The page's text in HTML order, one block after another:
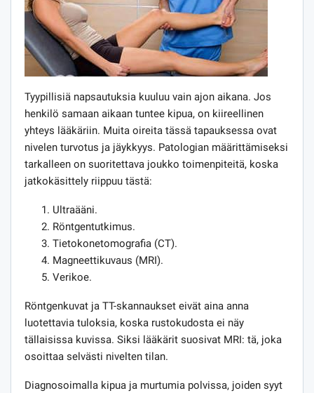
Tyypillisiä napsautuksia kuuluu vain ajon aikana. Jos
henkilö samaan aikaan tuntee kipua, on kiireellinen
yhteys lääkäriin. Muita oireita tässä tapauksessa ovat
nivelen turvotus ja jäykkyys. Patologian määrittämiseksi
tarkalleen on suoritettava joukko toimenpiteitä, koska
jatkokäsittely riippuu tästä:
Ultraääni.
Röntgentutkimus.
Tietokonetomografia (CT).
Magneettikuvaus (MRI).
Verikoe.
Röntgenkuvat ja TT-skannaukset eivät aina anna
luotettavia tuloksia, koska rustokudosta ei näy
tällaisissa kuvissa. Siksi lääkärit suosivat MRI: tä, joka
osoittaa selvästi nivelten tilan.
Diagnosoimalla kipua ja murtumia polvissa, joiden syyt